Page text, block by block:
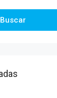
Buscar